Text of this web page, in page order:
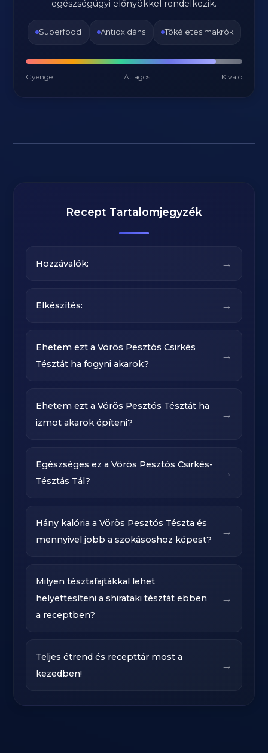
egészségügyi előnyökkel rendelkezik.
Superfood Antioxidáns Tökéletes makrók
Gyenge Átlagos Kiváló
Recept Tartalomjegyzék
Hozzávalók: →
Elkészítés: →
Ehetem ezt a Vörös Pesztós Csirkés
Tésztát ha fogyni akarok?
→
Ehetem ezt a Vörös Pesztós Tésztát ha
izmot akarok építeni?
→
Egészséges ez a Vörös Pesztós Csirkés-
Tésztás Tál?
→
Hány kalória a Vörös Pesztós Tészta és
mennyivel jobb a szokásoshoz képest?
→
Milyen tésztafajtákkal lehet
helyettesíteni a shirataki tésztát ebben
a receptben?
→
Teljes étrend és recepttár most a
kezedben!
→